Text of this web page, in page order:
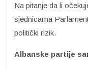
Na pitanje da li
sjednicama
politički rizik.
Albanske partije